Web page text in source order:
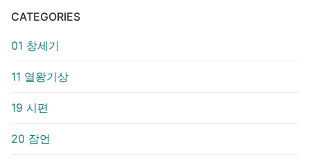
CATEGORIES
01 창세기
11 열왕기상
19 시편
20 잠언